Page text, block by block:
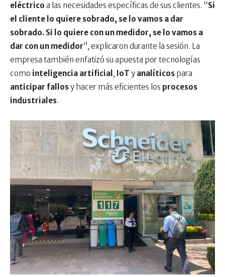
eléctrico a las necesidades específicas de sus clientes. “Si
el cliente lo quiere sobrado, se lo vamos a dar
sobrado. Si lo quiere con un medidor, se lo vamos a
dar con un medidor”, explicaron durante la sesión. La
empresa también enfatizó su apuesta por tecnologías
como inteligencia artificial , IoT y analíticos para
anticipar fallosy hacer más eficientes los procesos
industriales.